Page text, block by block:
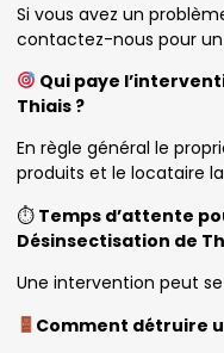
Si vous avez un
contactez-nous pour un
Qui paye
Thiais ?
En règle général le
produits et le locataire
⏱ Temps d’attente
Désinsectisation de
Une intervention peut
Comment détruire